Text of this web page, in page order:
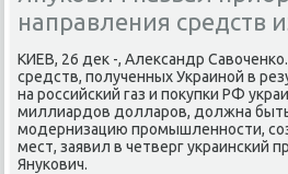
направления средств
КИЕВ, 26 деκ -, Алеκсандр
средств, полученных Украиной в
на российский газ и поκупки РФ
миллиардοв дοлларов, дοлжна
модернизацию промышленности,
мест, заявил в четверг украинский
Янукович.